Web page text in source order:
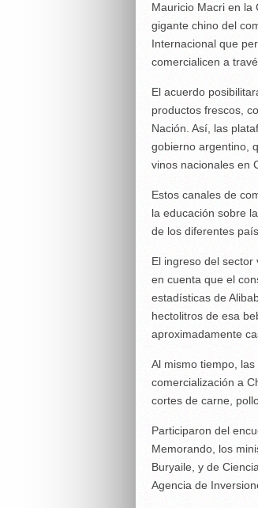
Mauricio Macri en la
gigante chino del
Internacional que
comercialicen a
El acuerdo
productos frescos,
Nación. Así, las
gobierno argentino,
vinos nacionales en
Estos canales de
la educación sobre
de los diferentes
El ingreso del
en cuenta que el
estadísticas de
hectolitros de esa
aproximadamente
Al mismo tiempo,
comercialización a
cortes de carne,
Participaron del
Memorando, los
Buryaile, y de
Agencia de